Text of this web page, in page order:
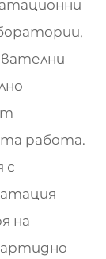
работа.
с
на